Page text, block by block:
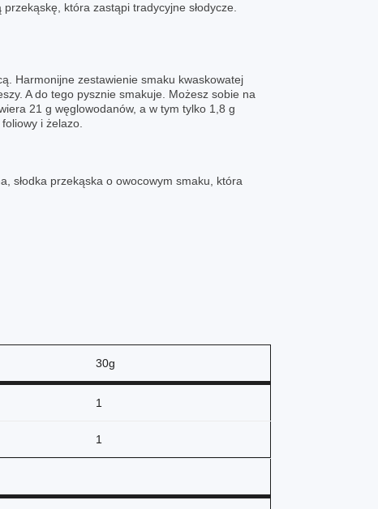
która zastąpi tradycyjne słodycze.
Harmonijne zestawienie smaku kwaskowatej
A do tego pysznie smakuje. Możesz sobie na
21 g węglowodanów, a w tym tylko 1,8 g
i żelazo.
słodka przekąska o owocowym smaku, która
30g
1
1